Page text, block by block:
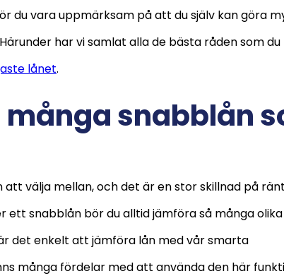
du vara uppmärksam på att du själv kan göra
har vi samlat alla de bästa råden som
lånet.
snabblån
att välja mellan, och det är en stor skillnad på
ett snabblån bör du alltid jämföra så många
det enkelt att jämföra lån med vår smarta
många fördelar med att använda den här